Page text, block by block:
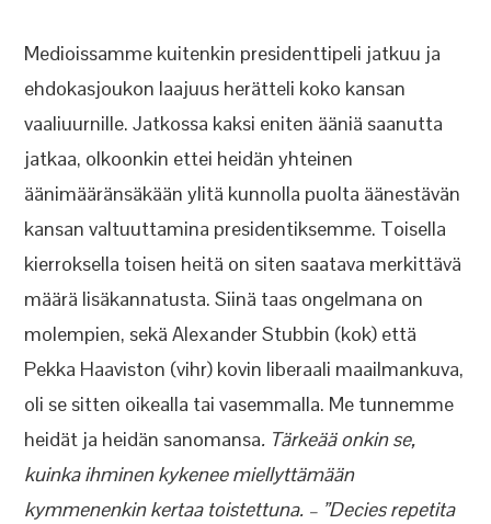
Medioissamme kuitenkin presidenttipeli jatkuu ja
ehdokasjoukon laajuus herätteli koko kansan
vaaliuurnille. Jatkossa kaksi eniten ääniä saanutta
jatkaa, olkoonkin ettei heidän yhteinen
äänimääränsäkään ylitä kunnolla puolta äänestävän
kansan valtuuttamina presidentiksemme. Toisella
kierroksella toisen heitä on siten saatava merkittävä
määrä lisäkannatusta. Siinä taas ongelmana on
molempien, sekä Alexander Stubbin (kok) että
Pekka Haaviston (vihr) kovin liberaali maailmankuva,
oli se sitten oikealla tai vasemmalla. Me tunnemme
heidät ja heidän sanomansa. Tärkeää onkin se,
kuinka ihminen kykenee miellyttämään
kymmenenkin kertaa toistettuna. – ”Decies repetita